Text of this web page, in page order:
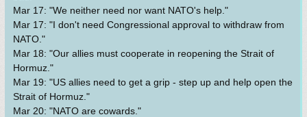
Mar 17: "We neither need nor want NATO's help."
Mar 17: "I don't need Congressional approval to withdraw from
NATO."
Mar 18: "Our allies must cooperate in reopening the Strait of
Hormuz."
Mar 19: "US allies need to get a grip - step up and help open the
Strait of Hormuz."
Mar 20: "NATO are cowards."